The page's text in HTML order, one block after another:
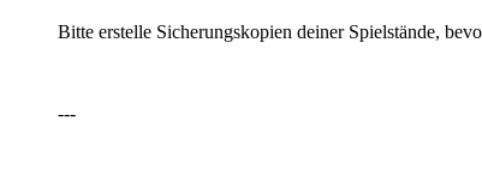
Bitte erstelle Sicherungskopien deiner Spielstände,
---